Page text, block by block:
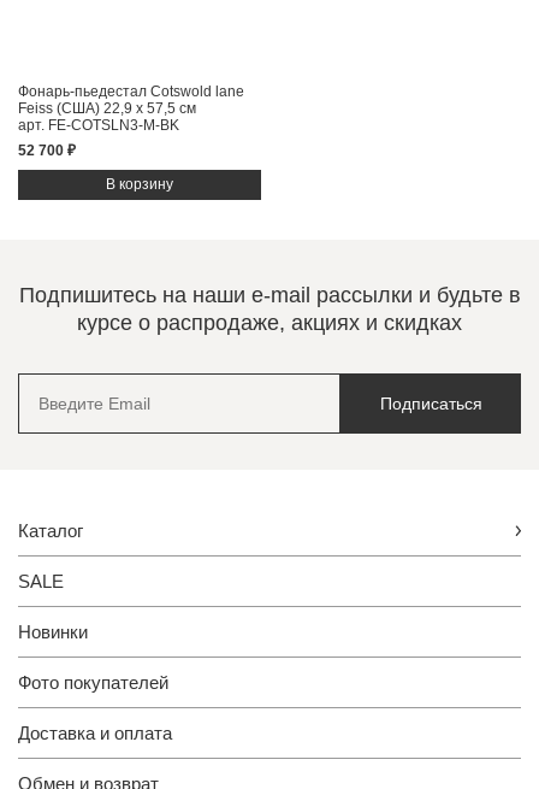
Фонарь-пьедестал Cotswold lane
Feiss (США) 22,9 x 57,5 см
арт. FE-COTSLN3-M-BK
52 700 ₽
Подпишитесь на наши e-mail рассылки и будьте в
курсе о распродаже, акциях и скидках
Подписаться
Каталог
SALE
Новинки
Фото покупателей
Доставка и оплата
Обмен и возврат